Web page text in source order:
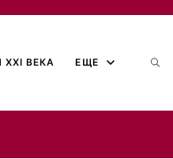
ВЕКА ЕЩЕ